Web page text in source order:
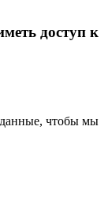
доступ к
данные, чтобы мы